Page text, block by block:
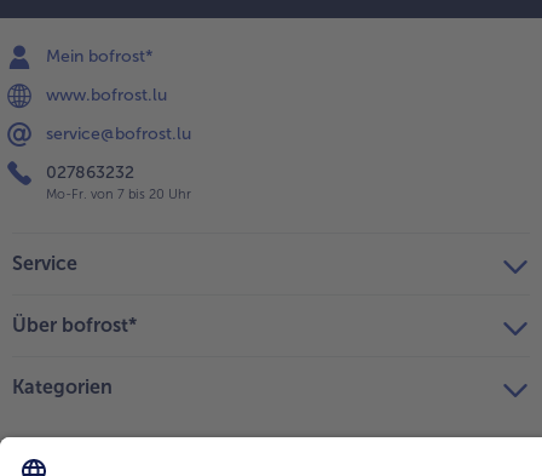
Mein bofrost*
www.bofrost.lu
service@bofrost.lu
027863232
Mo-Fr. von 7 bis 20 Uhr
Service
Über bofrost*
Kategorien